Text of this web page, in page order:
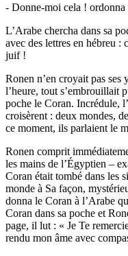
- Donne-moi cela ! ordonna
L’Arabe chercha dans sa
avec des lettres en hébreu :
juif !
Ronen n’en croyait pas
l’heure, tout s’embrouillait
poche le Coran. Incrédule,
croisèrent : deux mondes,
ce moment, ils parlaient le
Ronen comprit
les mains de l’Égyptien –
Coran était tombé dans les
monde à Sa façon,
donna le Coran à l’Arabe
Coran dans sa poche et
page, il lut : « Je Te
rendu mon âme avec